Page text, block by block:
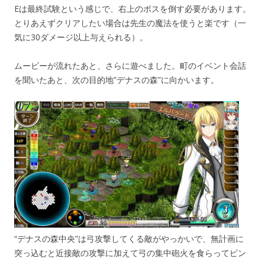
Eは最終試験という感じで、右上のボスを倒す必要があります。
とりあえずクリアしたい場合は先生の魔法を使うと楽です（一
気に30ダメージ以上与えられる）。
ムービーが流れたあと、さらに遊べました。町のイベント会話
を聞いたあと、次の目的地”デナスの森”に向かいます。
“デナスの森中央”は弓攻撃してくる敵がやっかいで、無計画に
突っ込むと近接敵の攻撃に加えて弓の集中砲火を食らってピン